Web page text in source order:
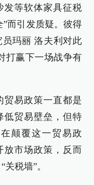
发等软体家具征税
而引发质疑。彼得
玛丽 洛夫利对此
打赢下一场战争有
贸易政策一直都是
低贸易壁垒，但特
颠覆这一贸易政
放市场政策，反而
税墙”。